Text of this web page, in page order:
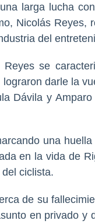
larga lucha
Nicolás Reyes,
del
se
darle la
Dávila y
una
en la vida de
ciclista.
de su
en privado y